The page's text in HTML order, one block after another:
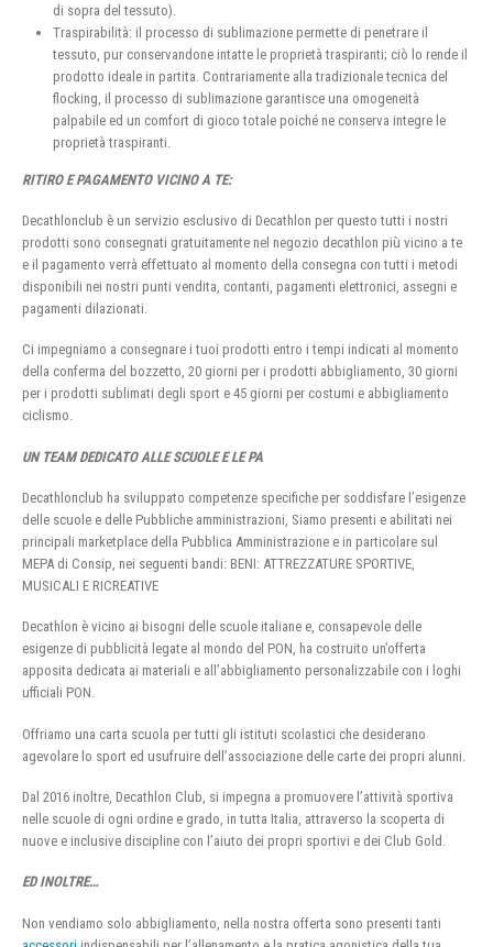
di sopra del tessuto).
Traspirabilità: il processo di sublimazione permette di penetrare il
tessuto, pur conservandone intatte le proprietà traspiranti; ciò lo rende il
prodotto ideale in partita. Contrariamente alla tradizionale tecnica del
flocking, il processo di sublimazione garantisce una omogeneità
palpabile ed un comfort di gioco totale poiché ne conserva integre le
proprietà traspiranti.
RITIRO E PAGAMENTO VICINO A TE:
Decathlonclub è un servizio esclusivo di Decathlon per questo tutti i nostri
prodotti sono consegnati gratuitamente nel negozio decathlon più vicino a te
e il pagamento verrà effettuato al momento della consegna con tutti i metodi
disponibili nei nostri punti vendita, contanti, pagamenti elettronici, assegni e
pagamenti dilazionati.
Ci impegniamo a consegnare i tuoi prodotti entro i tempi indicati al momento
della conferma del bozzetto, 20 giorni per i prodotti abbigliamento, 30 giorni
per i prodotti sublimati degli sport e 45 giorni per costumi e abbigliamento
ciclismo.
UN TEAM DEDICATO ALLE SCUOLE E LE PA
Decathlonclub ha sviluppato competenze specifiche per soddisfare l’esigenze
delle scuole e delle Pubbliche amministrazioni, Siamo presenti e abilitati nei
principali marketplace della Pubblica Amministrazione e in particolare sul
MEPA di Consip, nei seguenti bandi: BENI: ATTREZZATURE SPORTIVE,
MUSICALI E RICREATIVE
Decathlon è vicino ai bisogni delle scuole italiane e, consapevole delle
esigenze di pubblicità legate al mondo del PON, ha costruito un’offerta
apposita dedicata ai materiali e all’abbigliamento personalizzabile con i loghi
ufficiali PON.
Offriamo una carta scuola per tutti gli istituti scolastici che desiderano
agevolare lo sport ed usufruire dell’associazione delle carte dei propri alunni.
Dal 2016 inoltre, Decathlon Club, si impegna a promuovere l’attività sportiva
nelle scuole di ogni ordine e grado, in tutta Italia, attraverso la scoperta di
nuove e inclusive discipline con l’aiuto dei propri sportivi e dei Club Gold.
ED INOLTRE…
Non vendiamo solo abbigliamento, nella nostra offerta sono presenti tanti